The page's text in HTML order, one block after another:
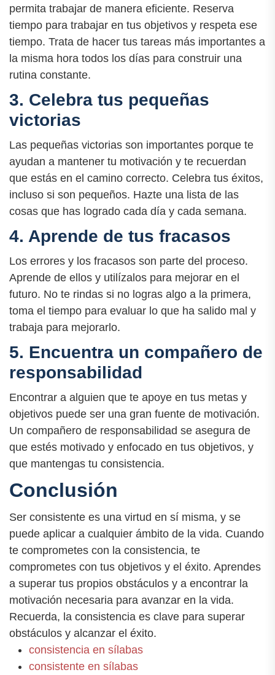
permita trabajar de manera eficiente. Reserva
tiempo para trabajar en tus objetivos y respeta ese
tiempo. Trata de hacer tus tareas más importantes a
la misma hora todos los días para construir una
rutina constante.
3. Celebra tus pequeñas
victorias
Las pequeñas victorias son importantes porque te
ayudan a mantener tu motivación y te recuerdan
que estás en el camino correcto. Celebra tus éxitos,
incluso si son pequeños. Hazte una lista de las
cosas que has logrado cada día y cada semana.
4. Aprende de tus fracasos
Los errores y los fracasos son parte del proceso.
Aprende de ellos y utilízalos para mejorar en el
futuro. No te rindas si no logras algo a la primera,
toma el tiempo para evaluar lo que ha salido mal y
trabaja para mejorarlo.
5. Encuentra un compañero de
responsabilidad
Encontrar a alguien que te apoye en tus metas y
objetivos puede ser una gran fuente de motivación.
Un compañero de responsabilidad se asegura de
que estés motivado y enfocado en tus objetivos, y
que mantengas tu consistencia.
Conclusión
Ser consistente es una virtud en sí misma, y se
puede aplicar a cualquier ámbito de la vida. Cuando
te comprometes con la consistencia, te
comprometes con tus objetivos y el éxito. Aprendes
a superar tus propios obstáculos y a encontrar la
motivación necesaria para avanzar en la vida.
Recuerda, la consistencia es clave para superar
obstáculos y alcanzar el éxito.
consistencia en sílabas
consistente en sílabas